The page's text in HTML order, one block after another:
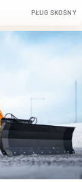
PŁUG SKOŚNY